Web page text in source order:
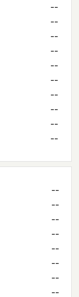
--
--
--
--
--
--
--
--
--
--
--
--
--
--
--
--
--
--